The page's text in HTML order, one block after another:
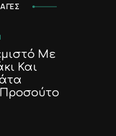
Με
Και
Προσούτο